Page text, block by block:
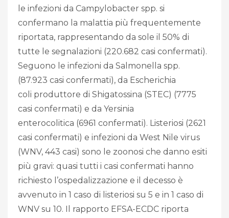
le infezioni da Campylobacter spp. si
confermano la malattia più frequentemente
riportata, rappresentando da sole il 50% di
tutte le segnalazioni (220.682 casi confermati).
Seguono le infezioni da Salmonella spp.
(87.923 casi confermati), da Escherichia
coli produttore di Shigatossina (STEC) (7775
casi confermati) e da Yersinia
enterocolitica (6961 confermati). Listeriosi (2621
casi confermati) e infezioni da West Nile virus
(WNV, 443 casi) sono le zoonosi che danno esiti
più gravi: quasi tutti i casi confermati hanno
richiesto l’ospedalizzazione e il decesso è
avvenuto in 1 caso di listeriosi su 5 e in 1 caso di
WNV su 10. Il rapporto EFSA-ECDC riporta